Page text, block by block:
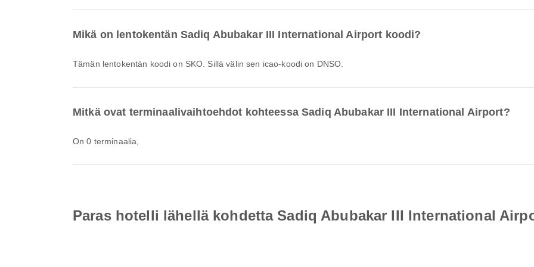
Mikä on lentokentän Sadiq Abubakar III International Airport koodi?
Tämän lentokentän koodi on SKO. Sillä välin sen icao-koodi on DNSO.
Mitkä ovat terminaalivaihtoehdot kohteessa Sadiq Abubakar III International Airport?
On 0 terminaalia,
Paras hotelli lähellä kohdetta Sadiq Abubakar III International